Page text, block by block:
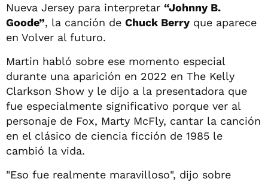
Nueva Jersey para interpretar “Johnny B.
Goode”, la canción de Chuck Berry que aparece
en Volver al futuro.
Martin habló sobre ese momento especial
durante una aparición en 2022 en The Kelly
Clarkson Show y le dijo a la presentadora que
fue especialmente significativo porque ver al
personaje de Fox, Marty McFly, cantar la canción
en el clásico de ciencia ficción de 1985 le
cambió la vida.
"Eso fue realmente maravilloso", dijo sobre